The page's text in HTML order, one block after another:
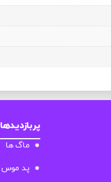
پربازدیدها
ماگ ها
پد موس